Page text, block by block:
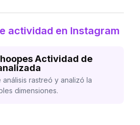
actividad en Instagram
Actividad de
rastreó y analizó la
dimensiones.